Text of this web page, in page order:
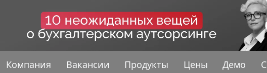
Компания Вакансии Продукты Цены Демо